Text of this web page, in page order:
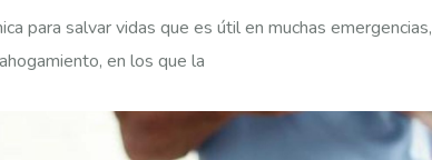
para salvar vidas que es útil en muchas emergencias,
en los que la